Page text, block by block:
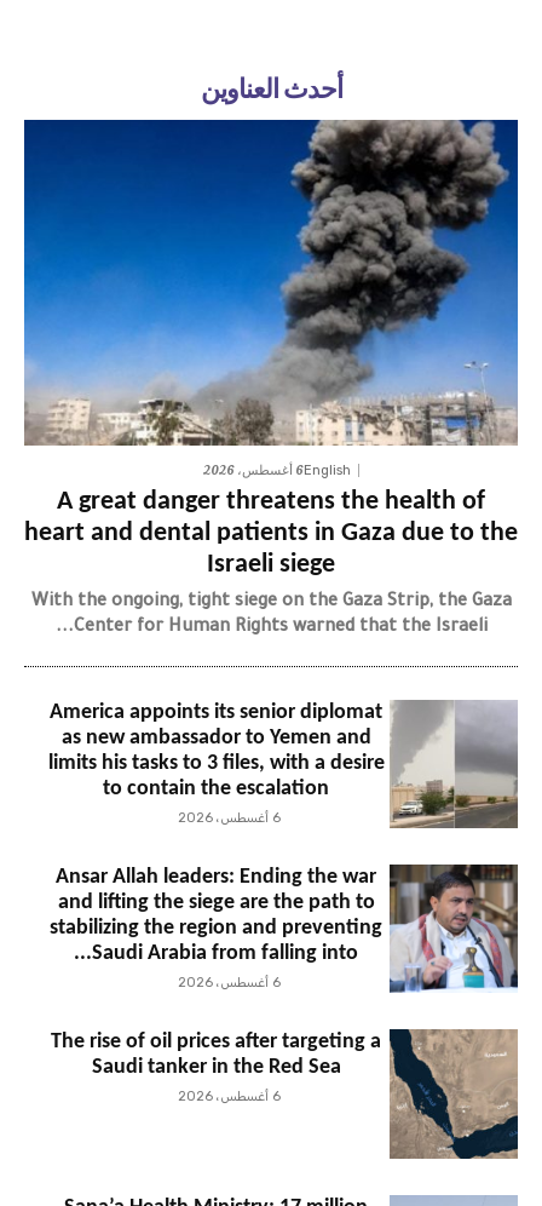
أحدث العناوين
English6 أغسطس، 2026
A great danger threatens the health of
heart and dental patients in Gaza due to the
Israeli siege
With the ongoing, tight siege on the Gaza Strip, the Gaza
Center for Human Rights warned that the Israeli...
America appoints its senior diplomat
as new ambassador to Yemen and
limits his tasks to 3 files, with a desire
to contain the escalation
6 أغسطس، 2026
Ansar Allah leaders: Ending the war
and lifting the siege are the path to
stabilizing the region and preventing
Saudi Arabia from falling into...
6 أغسطس، 2026
The rise of oil prices after targeting a
Saudi tanker in the Red Sea
6 أغسطس، 2026